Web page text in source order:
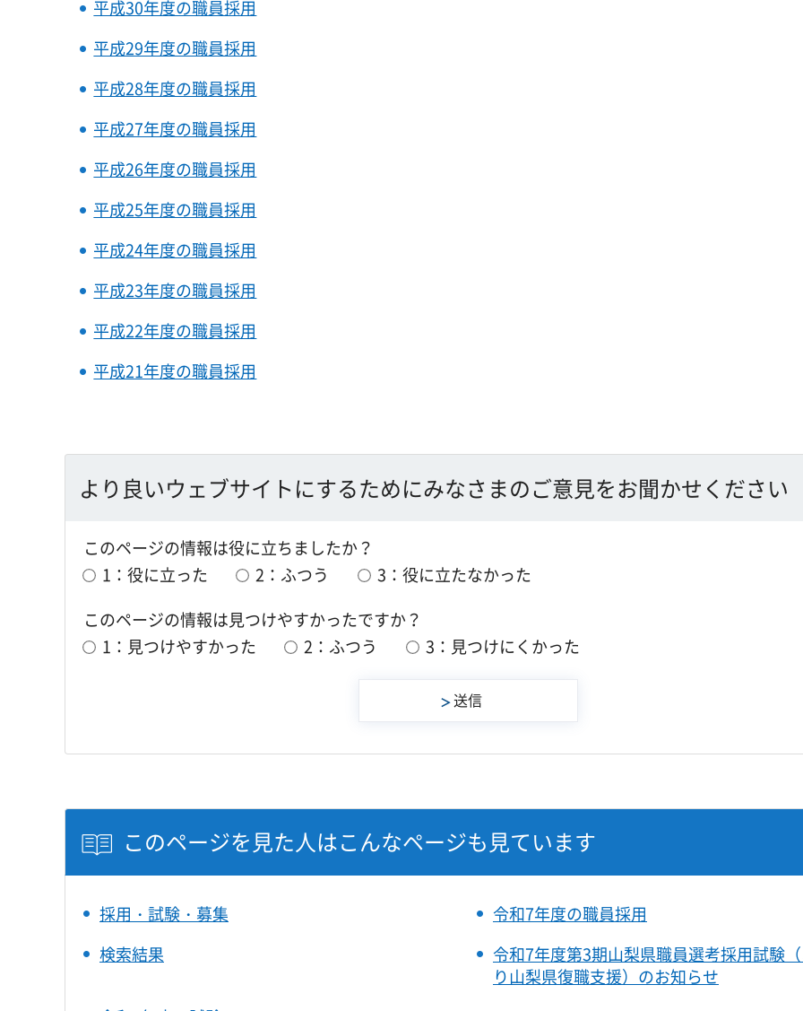
平成30年度の職員採用
平成29年度の職員採用
平成28年度の職員採用
平成27年度の職員採用
平成26年度の職員採用
平成25年度の職員採用
平成24年度の職員採用
平成23年度の職員採用
平成22年度の職員採用
平成21年度の職員採用
より良いウェブサイトにするためにみなさまのご意見をお聞かせください
このページの情報は役に立ちましたか？
1：役に立った
2：ふつう
3：役に立たなかった
このページの情報は見つけやすかったですか？
1：見つけやすかった
2：ふつう 3：見つけにくかった
このページを見た人はこんなページも見ています
採用・試験・募集
令和7年度の職員採用
検索結果
令和7年度第3期山梨県職員選考採用試験
り山梨県復職支援）のお知らせ